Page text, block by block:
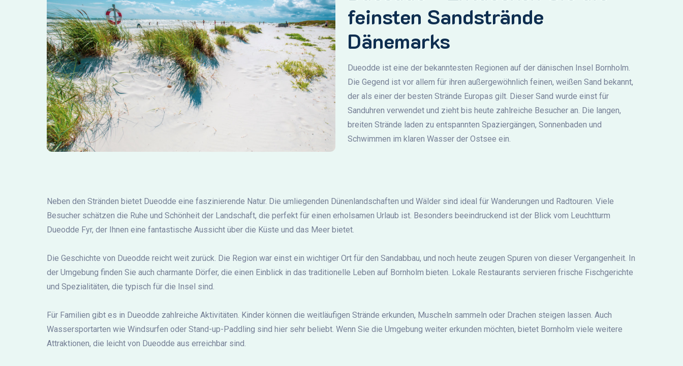
feinsten Sandstrände
Dänemarks
Dueodde ist eine der bekanntesten Regionen auf der dänischen Insel Bornholm.
Die Gegend ist vor allem für ihren außergewöhnlich feinen, weißen Sand bekannt,
der als einer der besten Strände Europas gilt. Dieser Sand wurde einst für
Sanduhren verwendet und zieht bis heute zahlreiche Besucher an. Die langen,
breiten Strände laden zu entspannten Spaziergängen, Sonnenbaden und
Schwimmen im klaren Wasser der Ostsee ein.
Neben den Stränden bietet Dueodde eine faszinierende Natur. Die umliegenden Dünenlandschaften und Wälder sind ideal für Wanderungen und Radtouren. Viele
Besucher schätzen die Ruhe und Schönheit der Landschaft, die perfekt für einen erholsamen Urlaub ist. Besonders beeindruckend ist der Blick vom Leuchtturm
Dueodde Fyr, der Ihnen eine fantastische Aussicht über die Küste und das Meer bietet.
Die Geschichte von Dueodde reicht weit zurück. Die Region war einst ein wichtiger Ort für den Sandabbau, und noch heute zeugen Spuren von dieser Vergangenheit. In
der Umgebung finden Sie auch charmante Dörfer, die einen Einblick in das traditionelle Leben auf Bornholm bieten. Lokale Restaurants servieren frische Fischgerichte
und Spezialitäten, die typisch für die Insel sind.
Für Familien gibt es in Dueodde zahlreiche Aktivitäten. Kinder können die weitläufigen Strände erkunden, Muscheln sammeln oder Drachen steigen lassen. Auch
Wassersportarten wie Windsurfen oder Stand-up-Paddling sind hier sehr beliebt. Wenn Sie die Umgebung weiter erkunden möchten, bietet Bornholm viele weitere
Attraktionen, die leicht von Dueodde aus erreichbar sind.